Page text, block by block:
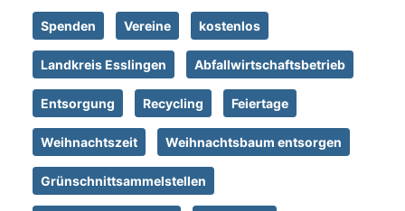
Spenden Vereine kostenlos
Landkreis Esslingen Abfallwirtschaftsbetrieb
Entsorgung Recycling Feiertage
Weihnachtszeit Weihnachtsbaum entsorgen
Grünschnittsammelstellen